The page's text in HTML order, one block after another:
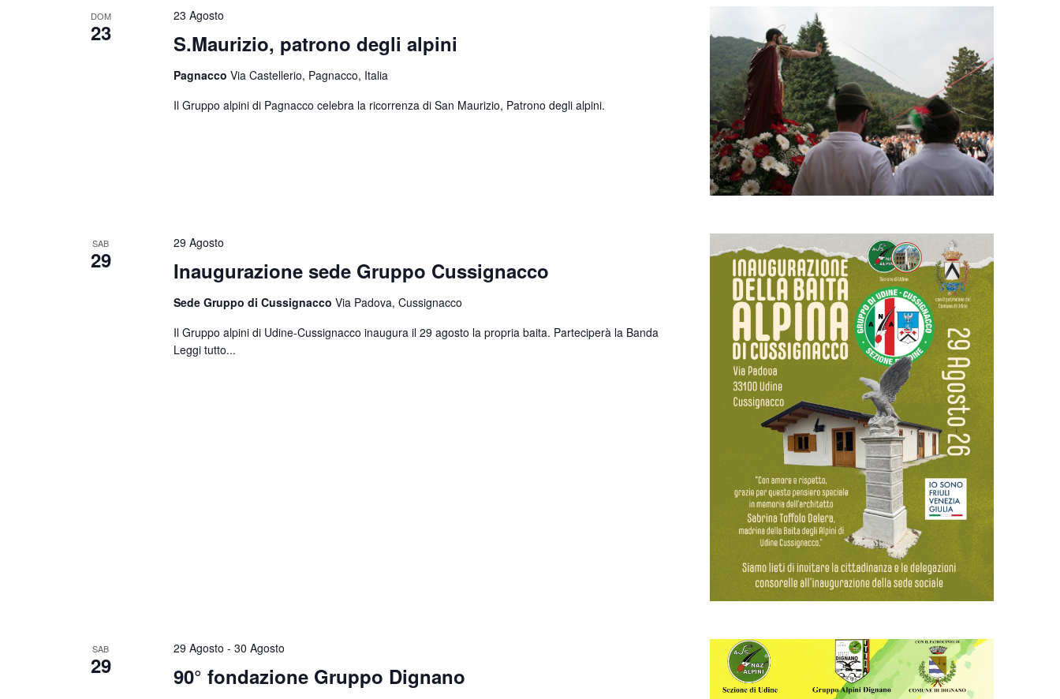
DOM
23 S.Maurizio, patrono degli alpini
23 Agosto
Pagnacco Via Castellerio, Pagnacco, Italia
Il Gruppo alpini di Pagnacco celebra la ricorrenza di San Maurizio, Patrono degli alpini.
SAB
29 Inaugurazione sede Gruppo Cussignacco
29 Agosto
Sede Gruppo di Cussignacco Via Padova, Cussignacco
Il Gruppo alpini di Udine-Cussignacco inaugura il 29 agosto la propria baita. Parteciperà la Banda
Leggi tutto...
SAB
29 90° fondazione Gruppo Dignano
29 Agosto - 30 Agosto